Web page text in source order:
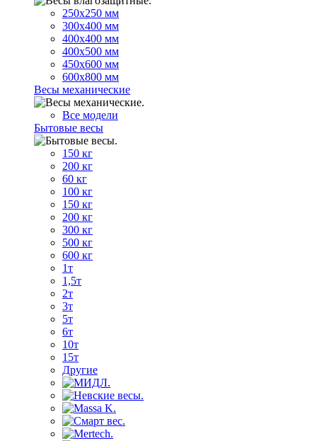
250х250 мм
300х400 мм
400х400 мм
400х500 мм
450х600 мм
600х800 мм
Весы механические
Все модели
Бытовые весы
150 кг
200 кг
60 кг
100 кг
150 кг
200 кг
300 кг
500 кг
600 кг
1т
1,5т
2т
3т
5т
6т
10т
15т
Другие